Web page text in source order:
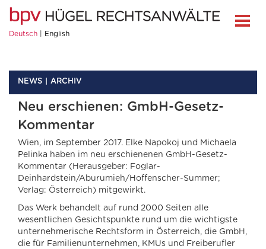
Deutsch English
NEWS ARCHIV
Neu erschienen: GmbH-Gesetz-
Kommentar
Wien, im September 2017. Elke Napokoj und Michaela
Pelinka haben im neu erschienenen GmbH-Gesetz-
Kommentar (Herausgeber: Foglar-
Deinhardstein/Aburumieh/Hoffenscher-Summer;
Verlag: Österreich) mitgewirkt.
Das Werk behandelt auf rund 2000 Seiten alle
wesentlichen Gesichtspunkte rund um die wichtigste
unternehmerische Rechtsform in Österreich, die GmbH,
die für Familienunternehmen, KMUs und Freiberufler